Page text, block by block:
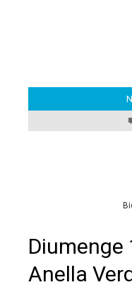
Diumenge
Anella